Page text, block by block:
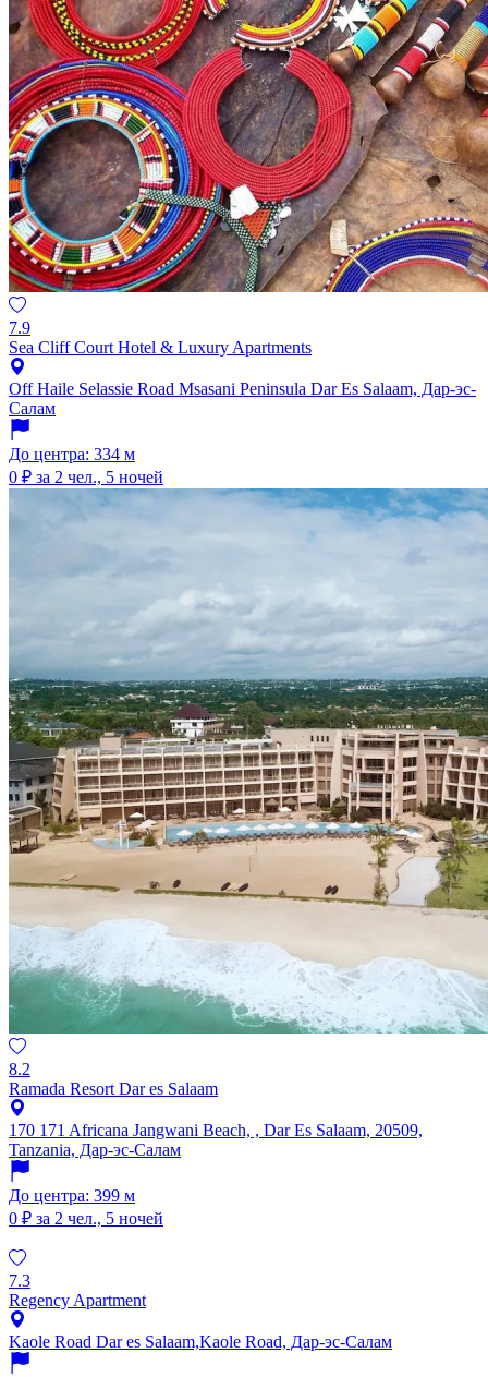
7.9
Sea Cliff Court Hotel & Luxury Apartments
Off Haile Selassie Road Msasani Peninsula Dar Es Salaam, Дар-эс-
Салам
До центра: 334 м
0 ₽ за 2 чел., 5 ночей
8.2
Ramada Resort Dar es Salaam
170 171 Africana Jangwani Beach, , Dar Es Salaam, 20509,
Tanzania, Дар-эс-Салам
До центра: 399 м
0 ₽ за 2 чел., 5 ночей
7.3
Regency Apartment
Kaole Road Dar es Salaam,Kaole Road, Дар-эс-Салам